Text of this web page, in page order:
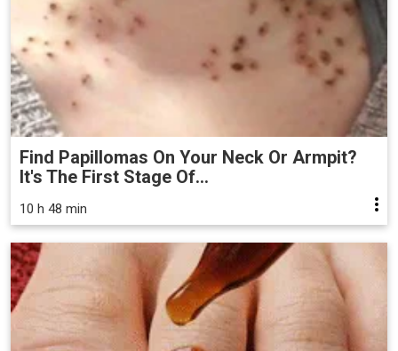
Find Papillomas On Your Neck Or Armpit?
It's The First Stage Of...
10 h 48 min